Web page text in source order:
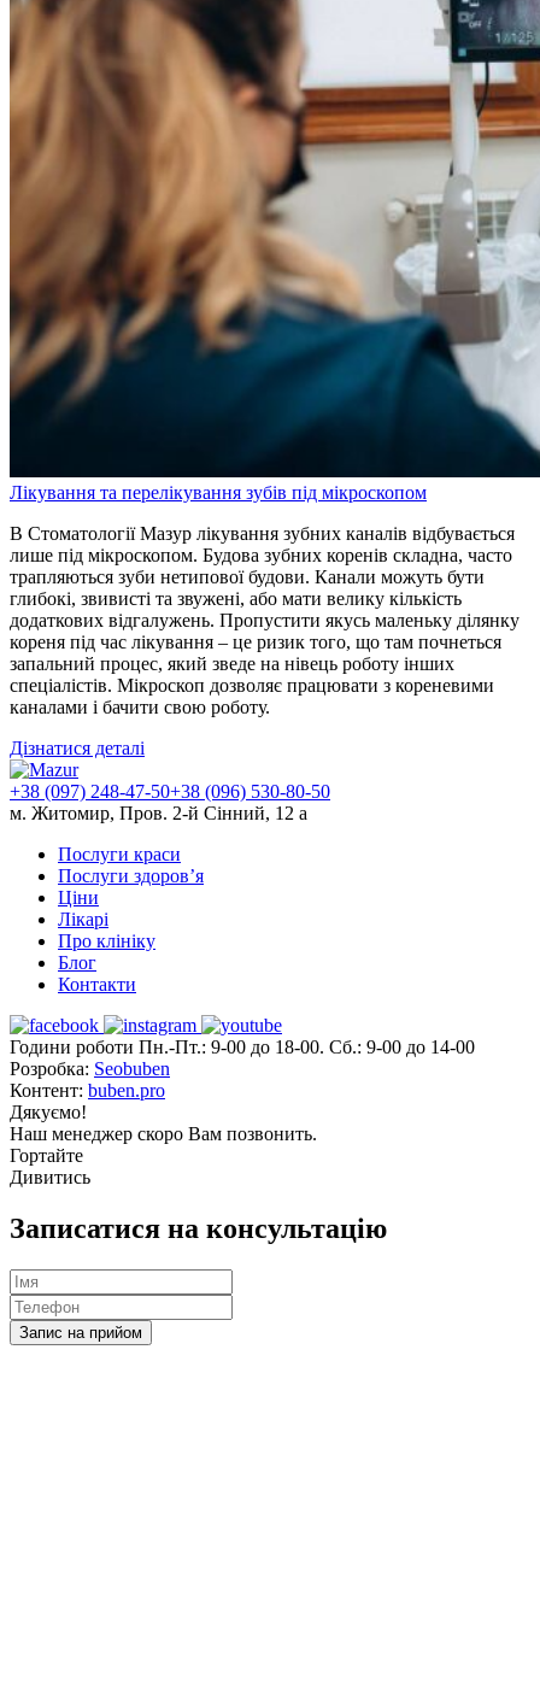
Лікування та перелікування зубів під мікроскопом
В Стоматології Мазур лікування зубних каналів відбувається
лише під мікроскопом. Будова зубних коренів складна, часто
трапляються зуби нетипової будови. Канали можуть бути
глибокі, звивисті та звужені, або мати велику кількість
додаткових відгалужень. Пропустити якусь маленьку ділянку
кореня під час лікування – це ризик того, що там почнеться
запальний процес, який зведе на нівець роботу інших
спеціалістів. Мікроскоп дозволяє працювати з кореневими
каналами і бачити свою роботу.
Дізнатися деталі
+38 (097) 248-47-50+38 (096) 530-80-50
м. Житомир, Пров. 2-й Сінний, 12 а
Послуги краси
Послуги здоров’я
Ціни
Лікарі
Про клініку
Блог
Контакти
Години роботи Пн.-Пт.: 9-00 до 18-00. Сб.: 9-00 до 14-00
Розробка: Seobuben
Контент: buben.pro
Дякуємо!
Наш менеджер скоро Вам позвонить.
Гортайте
Дивитись
Записатися на консультацію
Запис на прийом